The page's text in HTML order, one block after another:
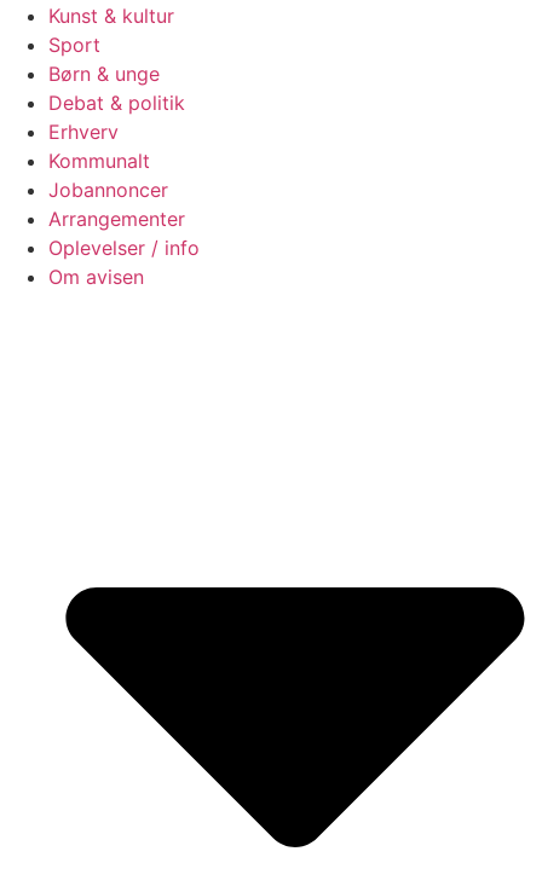
Kunst & kultur
Sport
Børn & unge
Debat & politik
Erhverv
Kommunalt
Jobannoncer
Arrangementer
Oplevelser / info
Om avisen